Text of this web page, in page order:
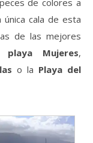
de colores a
cala de esta
de las mejores
playa Mujeres,
o la Playa del